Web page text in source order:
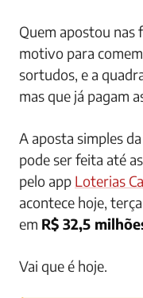
Quem apostou nas
motivo para
sortudos, e a
mas que já pagam
A aposta simples
pode ser feita até
pelo app Loterias
acontece hoje,
em R$ 32,5
Vai que é hoje.